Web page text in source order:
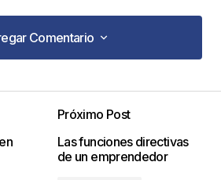
Comentario
Comentario
obligatorios están
Próximo Post
Las funciones directivas
de un emprendedor